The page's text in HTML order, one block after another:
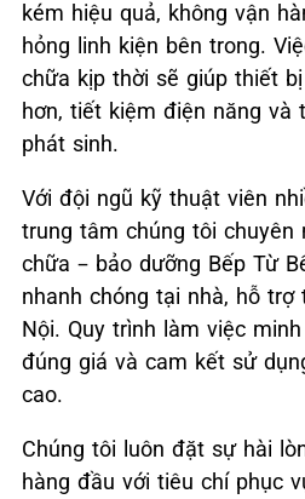
kém hiệu quả, không vận
hỏng linh kiện bên trong.
chữa kịp thời sẽ giúp thiết
hơn, tiết kiệm điện năng và
phát sinh.
Với đội ngũ kỹ thuật viên
trung tâm chúng tôi chuyên
chữa – bảo dưỡng Bếp Từ
nhanh chóng tại nhà, hỗ
Nội. Quy trình làm việc
đúng giá và cam kết sử
cao.
Chúng tôi luôn đặt sự hài
hàng đầu với tiêu chí phục